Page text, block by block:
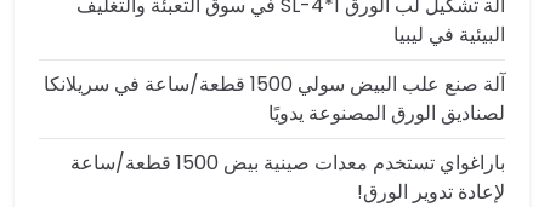
البيئية في ليبيا
آلة صنع علب البيض سولي 1500 قطعة/ساعة في سريلانكا
لصناديق الورق المصنوعة يدويًا
باراغواي تستخدم معدات صينية بيض 1500 قطعة/ساعة
لإعادة تدوير الورق!